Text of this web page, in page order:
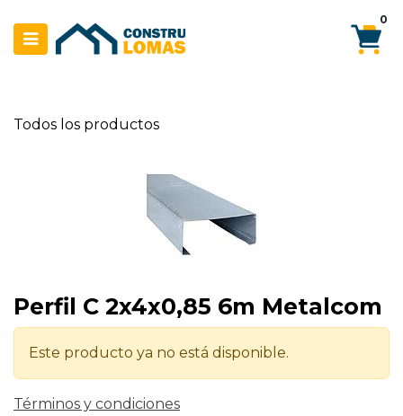
0
Todos los productos
Perfil C 2x4x0,85 6m Metalcom
Este producto ya no está disponible.
Términos y condiciones